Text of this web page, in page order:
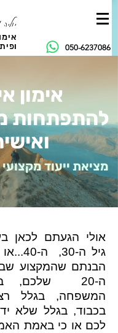
050-6237086
אימון
להתפתחות
מציאת ייעוד מקצועי
אולי הגעתם לכאן
הבנתם שהמקצוע
ה-20 שלכם,
המשפחה, בגלל
בכבוד, בגלל שלא
לכם או כי באמת